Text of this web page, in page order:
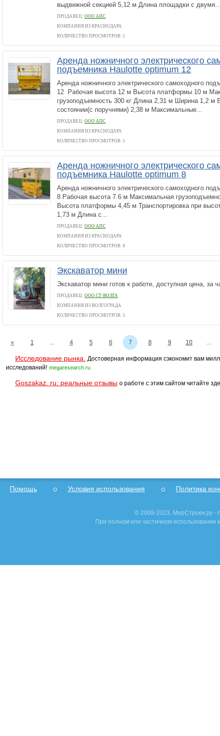
выдвижной секцией 5,12 м Длина площадки с
ПРОДАВЕЦ: ООО АПС
КОМПАНИЯ ИЗ КРАСНОДАРА
КОЛИЧЕСТВО ПРОСМОТРОВ: 1
Аренда ножничного электрического
подъемника Haulotte optimum 12
Аренда ножничного электрического самоходного
12 Рабочая высота 12 м Высота платформы 10 м
грузоподъемность 300 кг Длина 2,31 м Ширина 1,2 м
состоянии(с поручнями) 2,38 м Максимальные...
ПРОДАВЕЦ: ООО АПС
КОМПАНИЯ ИЗ КРАСНОДАРА
КОЛИЧЕСТВО ПРОСМОТРОВ: 5
Аренда ножничного электрического
подъемника Haulotte optimum 8
Аренда ножничного электрического самоходного
8 Рабочая высота 7.6 м Максимальная
Высота платформы 4,45 м Транспортировка при
1,73 м Длина с...
ПРОДАВЕЦ: ООО АПС
КОМПАНИЯ ИЗ КРАСНОДАРА
КОЛИЧЕСТВО ПРОСМОТРОВ: 8
Экскаватор мини
Экскаватор мини готов к работе, доступная цена, за
ПРОДАВЕЦ: ООО СТ-ВОЛГА
КОМПАНИЯ ИЗ ВОЛГОГРАДА
КОЛИЧЕСТВО ПРОСМОТРОВ: 5
« 1 ... 4 5 6 7 8 9 10 ...
Исследование рынка.
Достоверная информация сэкономит вам
исследований! megaresearch.ru
Goszakaz. ru: реальные отзывы о работе с этим сайтом читайте
Помощь Условия использования Политика
© 2009-2023, МирСтроек.ру -
При полном или частичном использовании